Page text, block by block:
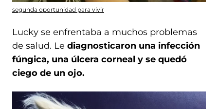
segunda oportunidad para vivir
Lucky se enfrentaba a muchos problemas
de salud. Le diagnosticaron una infección
fúngica, una úlcera corneal y se quedó
ciego de un ojo.